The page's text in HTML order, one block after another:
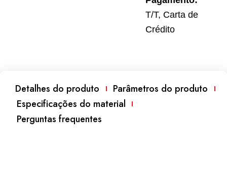
T/T, Carta de
Crédito
Detalhes do produto
Parâmetros do produto
Especificações do material
Perguntas frequentes